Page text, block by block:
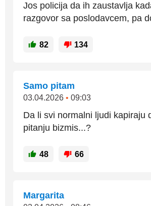
Jos policija da ih zaustavlja
razgovor sa poslodavcem, pa
82 134
Samo pitam
03.04.2026 • 09:03
Da li svi normalni ljudi kapiraju
pitanju bizmis...?
48 66
Margarita